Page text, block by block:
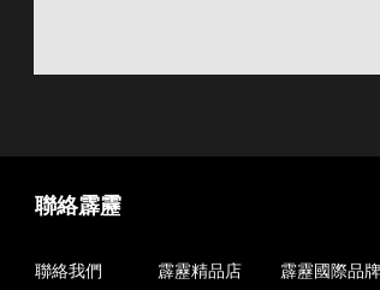
聯絡霹靂
聯絡我們 霹靂精品店 霹靂國際品